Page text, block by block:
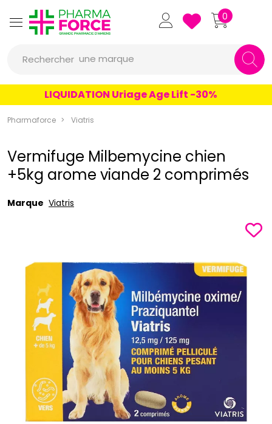
Pharmaforce Grande Pharmacie
0
Rechercher
un produit
une marque
LIQUIDATION Uriage Age Lift -30%
Pharmaforce Viatris
Vermifuge Milbemycine chien
+5kg arome viande 2 comprimés
Marque Viatris